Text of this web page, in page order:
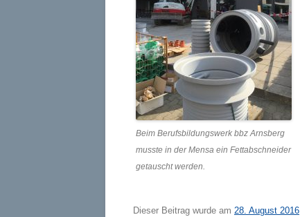
Beim Berufsbildungswerk bbz Arnsberg
musste in der Mensa ein Fettabschneider
getauscht werden.
Dieser Beitrag wurde am 28. August 2016